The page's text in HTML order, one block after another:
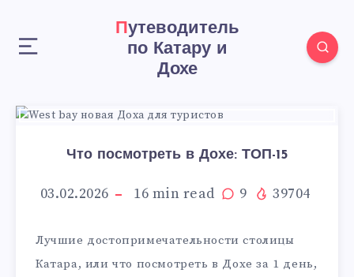
Путеводитель
по Катару и
Дохе
Что посмотреть в Дохе: ТОП-15
03.02.2026 16 min read 9 39704
Лучшие достопримечательности столицы
Катара, или что посмотреть в Дохе за 1 день,